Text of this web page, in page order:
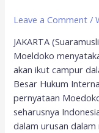
Leave a Comment /
JAKARTA
Moeldoko
akan ikut campur
Besar Hukum
pernyataan
seharusnya
dalam urusan